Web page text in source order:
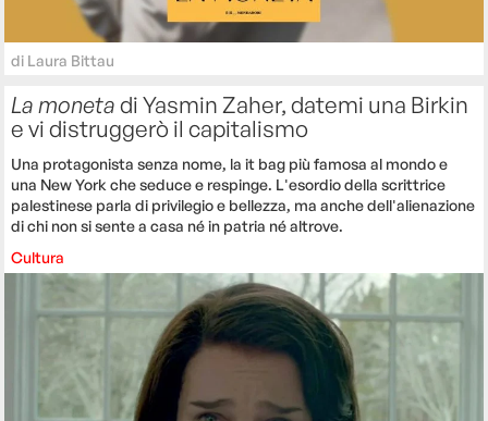
di Laura Bittau
La monetadi Yasmin Zaher, datemi una Birkin
e vi distruggerò il capitalismo
Una protagonista senza nome, la it bag più famosa al mondo e
una New York che seduce e respinge. L'esordio della scrittrice
palestinese parla di privilegio e bellezza, ma anche dell'alienazione
di chi non si sente a casa né in patria né altrove.
Cultura